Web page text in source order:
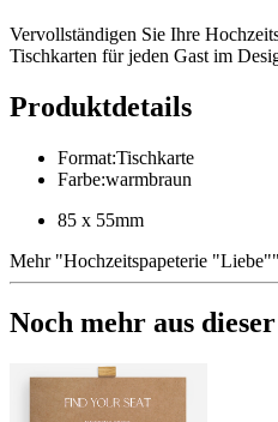
Vervollständigen Sie Ihre
Tischkarten für jeden Gast im
Produktdetails
Format:Tischkarte
Farbe:warmbraun
85 x 55mm
Mehr"Hochzeitspapeterie "Liebe"
Noch mehr aus